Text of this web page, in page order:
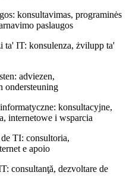
konsultavimas, programinės
paslaugos
IT: konsulenza, żvilupp ta'
adviezen,
ondersteuning
konsultacyjne,
internetowe i wsparcia
TI: consultoria,
e apoio
consultanţă, dezvoltare de